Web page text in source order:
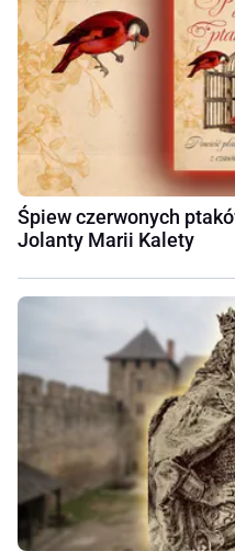
Śpiew czerwonych
Jolanty Marii Kalety